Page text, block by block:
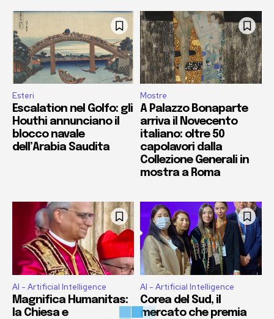
Esteri
Escalation nel Golfo: gli
Houthi annunciano il
blocco navale
dell’Arabia Saudita
Mostre
A Palazzo Bonaparte
arriva il Novecento
italiano: oltre 50
capolavori dalla
Collezione Generali in
mostra a Roma
AI - Artificial Intelligence
Magnifica Humanitas:
la Chiesa e
AI - Artificial Intelligence
Corea del Sud, il
mercato che premia